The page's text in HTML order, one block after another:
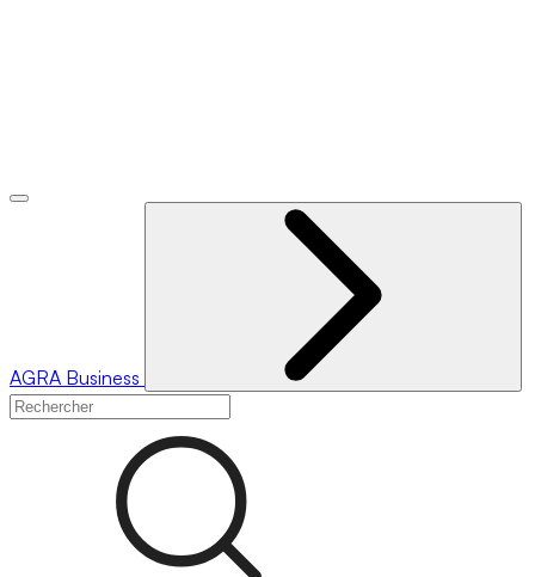
AGRA Business